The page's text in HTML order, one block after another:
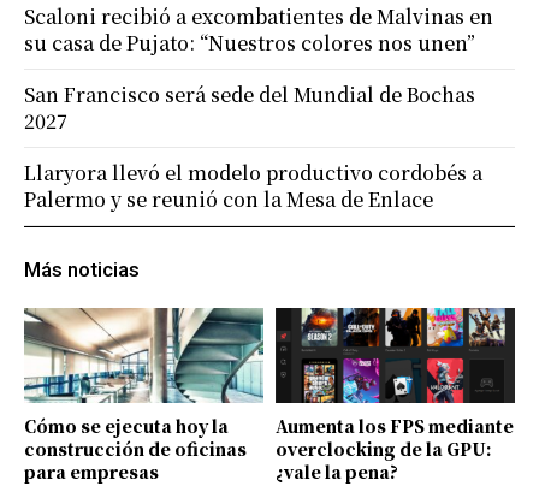
Más noticias
Cómo se ejecuta hoy la
construcción de oficinas
para empresas
Aumenta los FPS mediante
overclocking de la GPU:
¿vale la pena?
Scaloni recibió a excombatientes de Malvinas en
su casa de Pujato: “Nuestros colores nos unen”
San Francisco será sede del Mundial de Bochas
2027
Llaryora llevó el modelo productivo cordobés a
Palermo y se reunió con la Mesa de Enlace